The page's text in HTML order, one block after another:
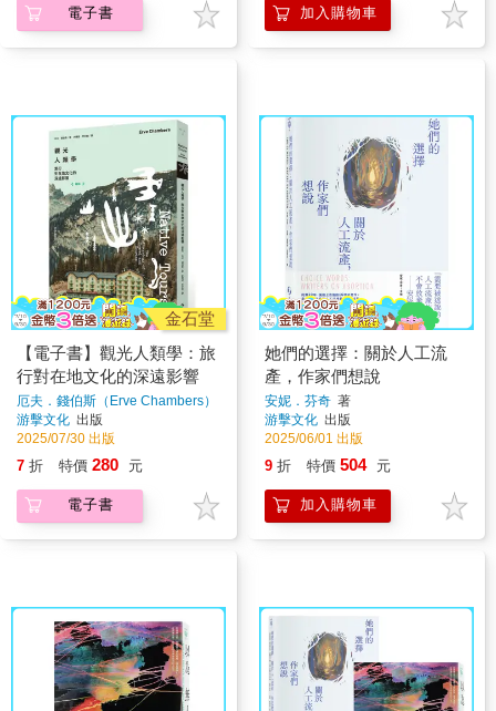
電子書 加入購物車
金石堂
【電子書】觀光人類學：旅
行對在地文化的深遠影響
厄夫．錢伯斯（Erve Chambers）
著
游擊文化 出版
2025/07/30 出版
7 折 特價 280 元
電子書
她們的選擇：關於人工流
產，作家們想說
安妮．芬奇 著
游擊文化 出版
2025/06/01 出版
9 折 特價 504 元
加入購物車